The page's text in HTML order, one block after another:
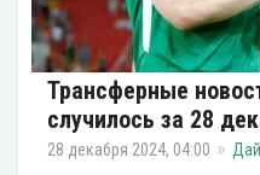
Трансферные
случилось за 28
28 декабря 2024, 04:00